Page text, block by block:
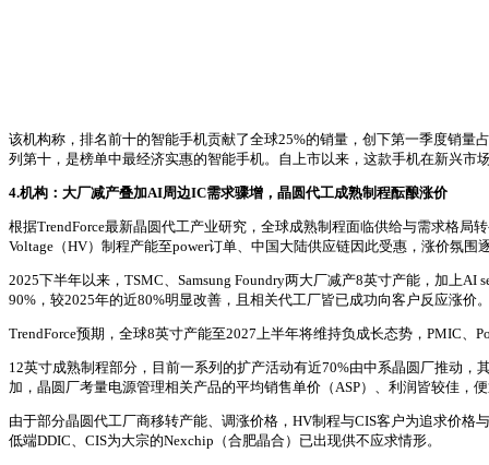
该机构称，排名前十的智能手机贡献了全球25%的销量，创下第一季度销量
列第十，是榜单中最经济实惠的智能手机。自上市以来，这款手机在新兴市
4.机构：大厂减产叠加AI周边IC需求骤增，晶圆代工成熟制程酝酿涨价
根据TrendForce最新晶圆代工产业研究，全球成熟制程面临供给与需求格
Voltage（HV）制程产能至power订单、中国大陆供应链因此受惠，涨价氛围
2025下半年以来，TSMC、Samsung Foundry两大厂减产8英寸产能，加上AI
90%，较2025年的近80%明显改善，且相关代工厂皆已成功向客户反应涨价。
TrendForce预期，全球8英寸产能至2027上半年将维持负成长态势，PMIC、
12英寸成熟制程部分，目前一系列的扩产活动有近70%由中系晶圆厂推动
加，晶圆厂考量电源管理相关产品的平均销售单价（ASP）、利润皆较佳，
由于部分晶圆代工厂商移转产能、调涨价格，HV制程与CIS客户为追求价
低端DDIC、CIS为大宗的Nexchip（合肥晶合）已出现供不应求情形。